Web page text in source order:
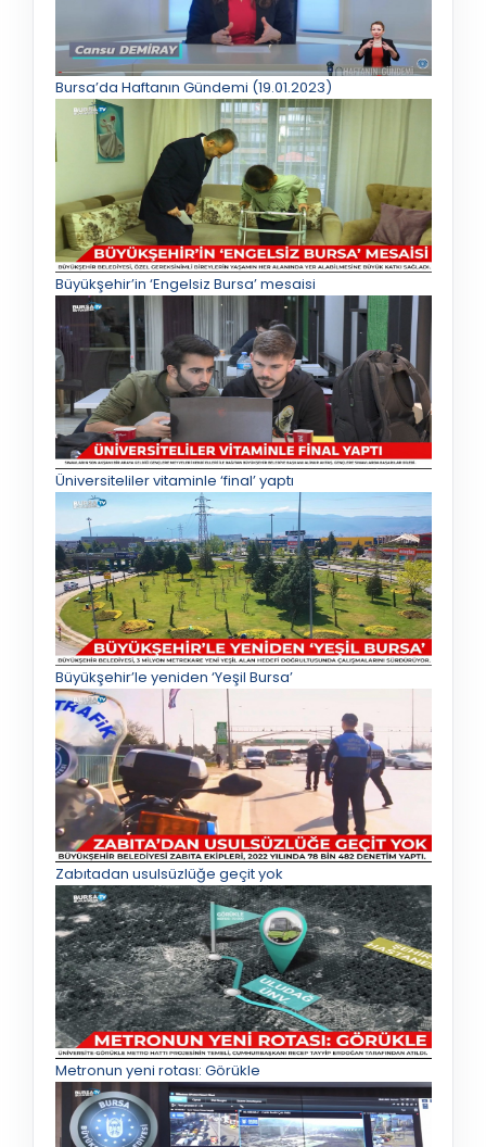
Bursa’da Haftanın Gündemi (19.01.2023)
Büyükşehir’in ‘Engelsiz Bursa’ mesaisi
Üniversiteliler vitaminle ‘final’ yaptı
Büyükşehir’le yeniden ‘Yeşil Bursa’
Zabıtadan usulsüzlüğe geçit yok
Metronun yeni rotası: Görükle